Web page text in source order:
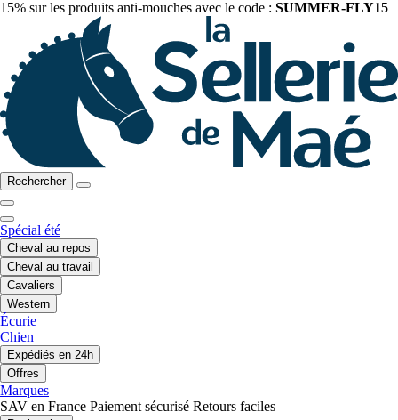
15% sur les produits anti-mouches avec le code : SUMMER-FLY15
Rechercher
Spécial été
Cheval au repos
Cheval au travail
Cavaliers
Western
Écurie
Chien
Expédiés en 24h
Offres
Marques
SAV en France Paiement sécurisé Retours faciles